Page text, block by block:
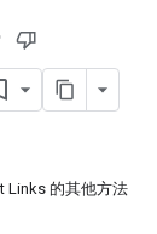
Links 的其他方法